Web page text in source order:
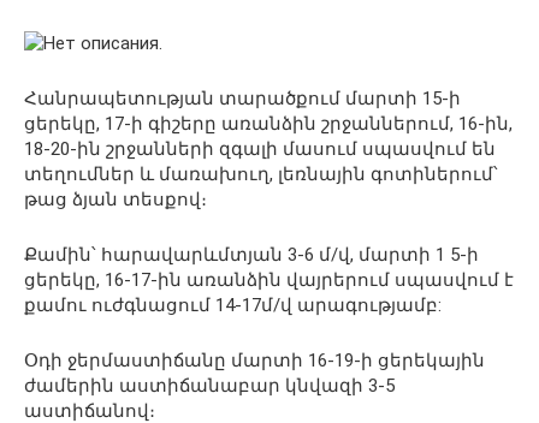
Հանրապետության տարածքում մարտի 15-ի
ցերեկը, 17-ի գիշերը առանձին շրջաններում, 16-ին,
18-20-ին շրջանների զգալի մասում սպասվում են
տեղումներ և մառախուղ, լեռնային գոտիներում՝
թաց ձյան տեսքով։
Քամին՝ հարավարևմտյան 3-6 մ/վ, մարտի 1 5-ի
ցերեկը, 16-17-ին առանձին վայրերում սպասվում է
քամու ուժգնացում 14-17մ/վ արագությամբ:
Օդի ջերմաստիճանը մարտի 16-19-ի ցերեկային
ժամերին աստիճանաբար կնվազի 3-5
աստիճանով։